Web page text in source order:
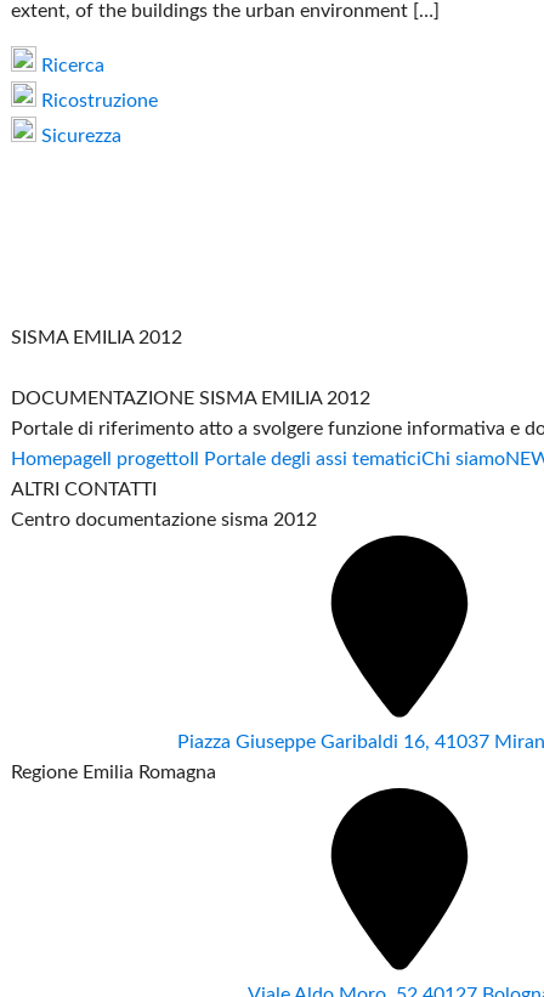
extent, of the buildings the urban environment […]
Ricerca
Ricostruzione
Sicurezza
SISMA EMILIA 2012
DOCUMENTAZIONE SISMA EMILIA 2012
Portale di riferimento atto a svolgere funzione informativa e
Homepage Il progetto Il Portale degli assi tematiciChi siamo
ALTRI CONTATTI
Centro documentazione sisma 2012
Piazza Giuseppe Garibaldi 16, 41037
Regione Emilia Romagna